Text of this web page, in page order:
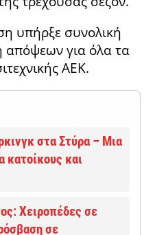
υπήρξε συνολική
απόψεων για όλα τα
ΑΕΚ.
στα Στύρα – Μια
κατοίκους και
Χειροπέδες σε
σε